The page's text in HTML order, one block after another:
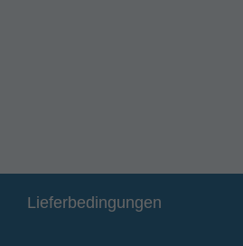
Lieferbedingungen